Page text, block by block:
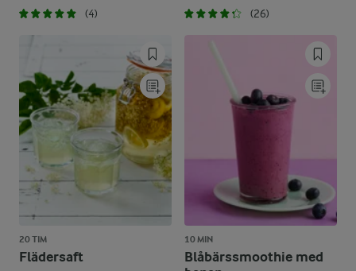
(4) (26)
20 TIM
Flädersaft
10 MIN
Blåbärssmoothie med